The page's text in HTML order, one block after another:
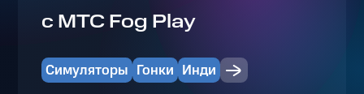
с МТС Fog Play
Симуляторы Гонки Инди